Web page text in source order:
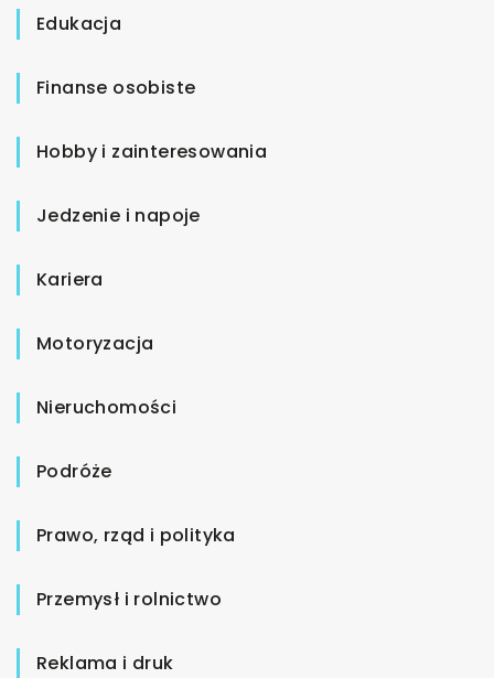
Edukacja
Finanse osobiste
Hobby i zainteresowania
Jedzenie i napoje
Kariera
Motoryzacja
Nieruchomości
Podróże
Prawo, rząd i polityka
Przemysł i rolnictwo
Reklama i druk